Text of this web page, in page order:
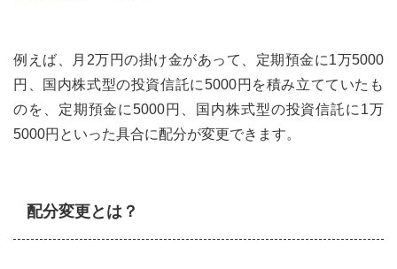
例えば、月2万円の掛け金があって、定期預金に1万5000
円、国内株式型の投資信託に5000円を積み立てていたも
のを、定期預金に5000円、国内株式型の投資信託に1万
5000円といった具合に配分が変更できます。
配分変更とは？